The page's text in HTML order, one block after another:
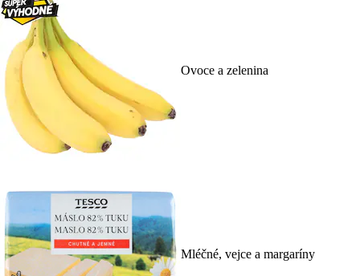
Ovoce a zelenina
Mléčné, vejce a margaríny